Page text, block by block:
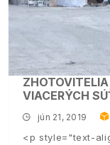
VIACERÝCH
jún 21, 2019
<p style="text-